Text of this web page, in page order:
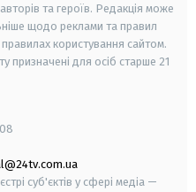
та героїв. Редакція може
щодо реклами та правил
користування сайтом.
призначені для осіб старше 21
суб'єктів у сфері медіа —